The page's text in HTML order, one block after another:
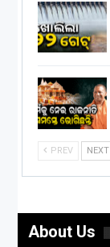
PREV NEXT
About Us